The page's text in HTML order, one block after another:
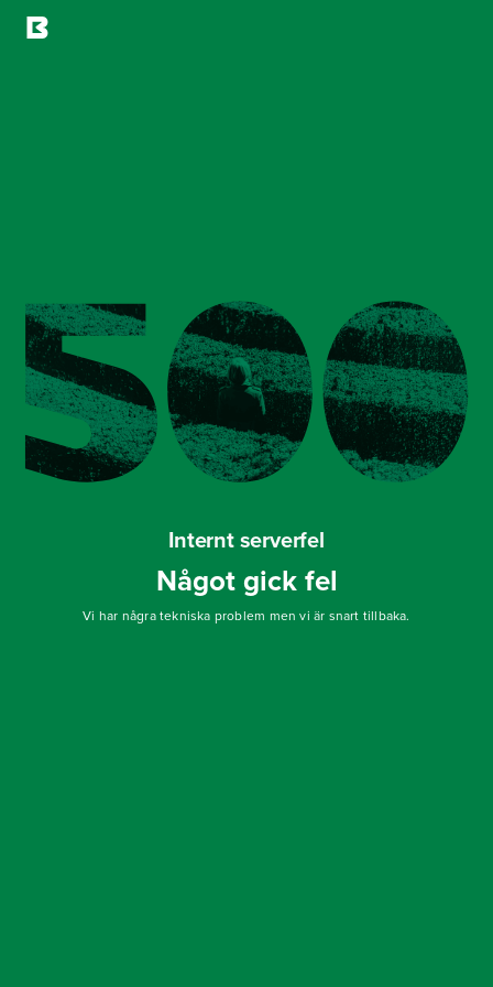
Internt serverfel
Något gick fel
Vi har några tekniska problem men vi är snart tillbaka.